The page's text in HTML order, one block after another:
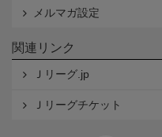
メルマガ設定
関連リンク
Ｊリーグ.jp
Ｊリーグチケット